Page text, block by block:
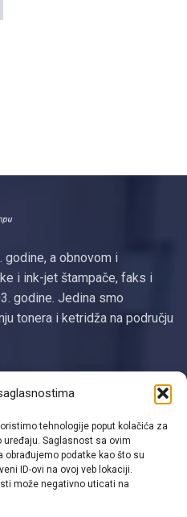
tehnologije poput kolačića za
Saglasnost sa ovim
podatke kao što su
ID-ovi na ovoj veb lokaciji.
može negativno uticati na
godine, a obnovom i
i ink-jet štampače, faks i
godine. Jedina smo
tonera i ketridža na području